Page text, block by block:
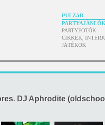
PULZAR
PARTYAJÁNLÓK
PARTYFOTÓK
CIKKEK,
JÁTÉKOK
DJ Aphrodite